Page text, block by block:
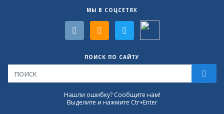
МЫ В СОЦСЕТЯХ
ПОИСК ПО САЙТУ
Нашли ошибку? Сообщите нам!
Выделите и нажмите Ctr+Enter